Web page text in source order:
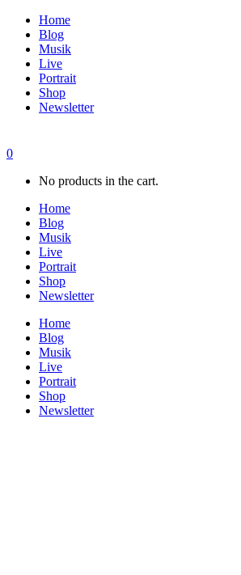
Home
Blog
Musik
Live
Portrait
Shop
Newsletter
0
No products in the cart.
Home
Blog
Musik
Live
Portrait
Shop
Newsletter
Home
Blog
Musik
Live
Portrait
Shop
Newsletter